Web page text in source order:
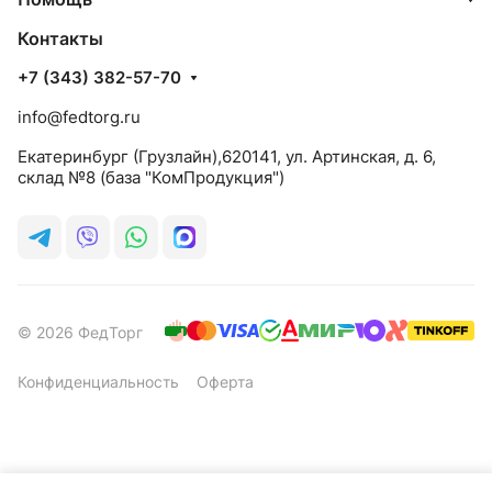
Контакты
+7 (343) 382-57-70
info@fedtorg.ru
Екатеринбург (Грузлайн),620141, ул. Артинская, д. 6,
склад №8 (база "КомПродукция")
© 2026 ФедТорг
Конфиденциальность Оферта